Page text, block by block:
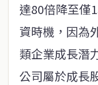
達80倍降至僅
資時機，因為
類企業成長潛
公司屬於成長